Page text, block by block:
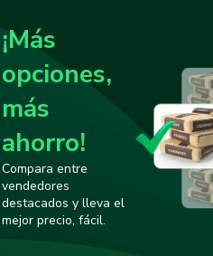
¡Más
opciones,
más
ahorro!
Compara entre
vendedores
destacados y lleva el
mejor precio, fácil.